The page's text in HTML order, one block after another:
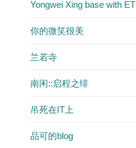
Yongwei Xing base with ET
你的微笑很美
兰若寺
南闲::启程之绯
吊死在IT上
品可的blog